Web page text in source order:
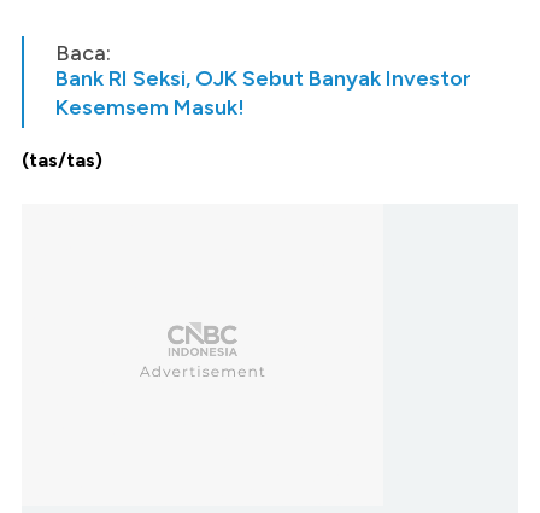
Baca:
Bank RI Seksi, OJK Sebut Banyak Investor
Kesemsem Masuk!
(tas/tas)